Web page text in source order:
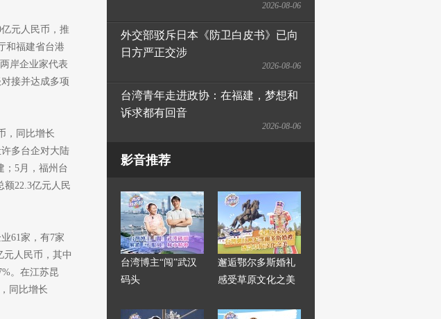
元人民币，推
和福建省台港
岸企业家代表
接并达成多项
，同比增长
多台企对大陆
；5月，福州台
额22.3亿元人民
61家，有7家
人民币，其中
。在江苏昆
同比增长
2026-08-06
外交部驳斥日本《防卫白皮书》已向
日方严正交涉
2026-08-06
台湾青年走进政协：在福建，梦想和
诉求都有回音
2026-08-06
影音推荐
台湾博主“闯”武汉
码头
邂逅鄂尔多斯婚礼
感受草原文化之美